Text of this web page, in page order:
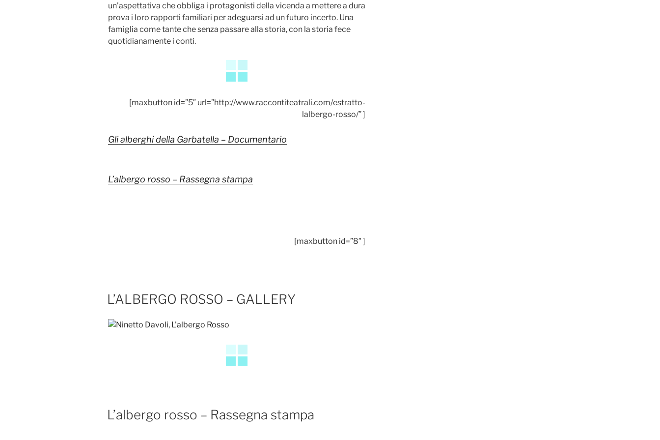
un’aspettativa che obbliga i protagonisti della vicenda a mettere a dura
prova i loro rapporti familiari per adeguarsi ad un futuro incerto. Una
famiglia come tante che senza passare alla storia, con la storia fece
quotidianamente i conti.
[maxbutton id=”5″ url=”http://www.raccontiteatrali.com/estratto-
lalbergo-rosso/” ]
Gli alberghi della Garbatella – Documentario
L’albergo rosso – Rassegna stampa
[maxbutton id=”8″ ]
L’ALBERGO ROSSO – GALLERY
L’albergo rosso – Rassegna stampa